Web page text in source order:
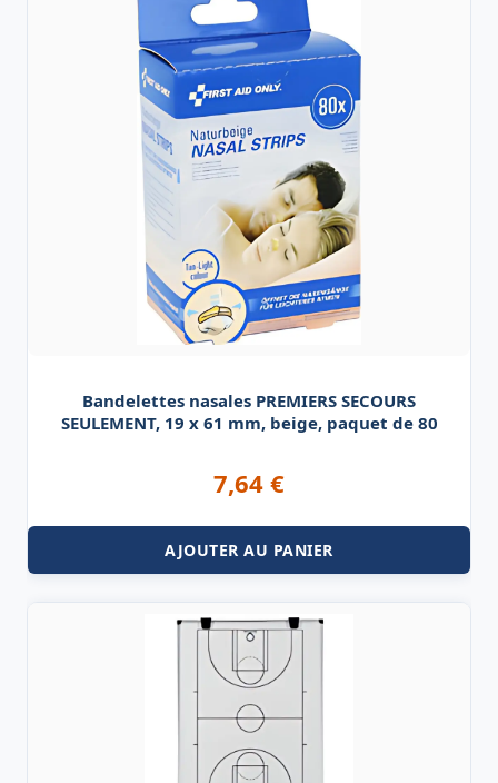
Bandelettes nasales PREMIERS SECOURS
SEULEMENT, 19 x 61 mm, beige, paquet de 80
7,64 €
AJOUTER AU PANIER